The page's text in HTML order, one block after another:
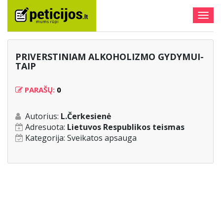
PRIVERSTINIAM ALKOHOLIZMO GYDYMUI-
TAIP
PARAŠŲ: 0
Autorius: L.Čerkesienė
Adresuota: Lietuvos Respublikos teismas
Kategorija: Sveikatos apsauga